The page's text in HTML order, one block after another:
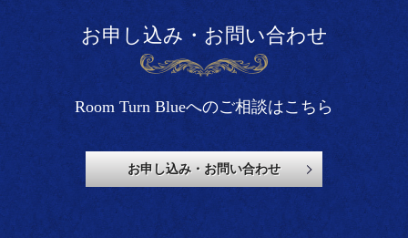
お申し込み・お問い合わせ
Room Turn Blueへのご相談はこちら
お申し込み・お問い合わせ